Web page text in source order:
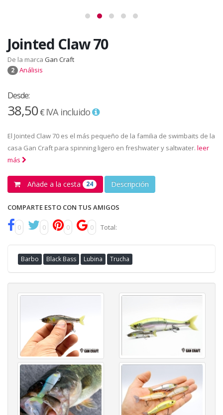
Jointed Claw 70
De la marca Gan Craft
2 Análisis
Desde:
38,50€ IVA incluido
El Jointed Claw 70 es el más pequeño de la familia de swimbaits de la
casa Gan Craft para spinning ligero en freshwater y saltwater. leer
más
Añade a la cesta 24 Descripción
COMPARTE ESTO CON TUS AMIGOS
0 0 0 0 Total:
Barbo Black Bass Lubina Trucha